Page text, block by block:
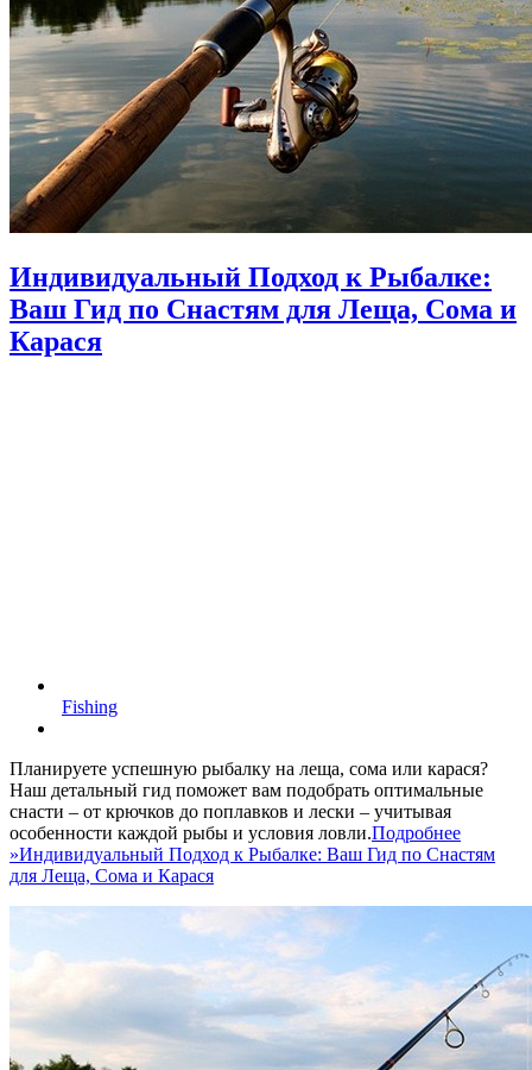
Индивидуальный Подход к Рыбалке:
Ваш Гид по Снастям для Леща, Сома и
Карася
Fishing
Планируете успешную рыбалку на леща, сома или карася?
Наш детальный гид поможет вам подобрать оптимальные
снасти – от крючков до поплавков и лески – учитывая
особенности каждой рыбы и условия ловли.Подробнее
»Индивидуальный Подход к Рыбалке: Ваш Гид по Снастям
для Леща, Сома и Карася